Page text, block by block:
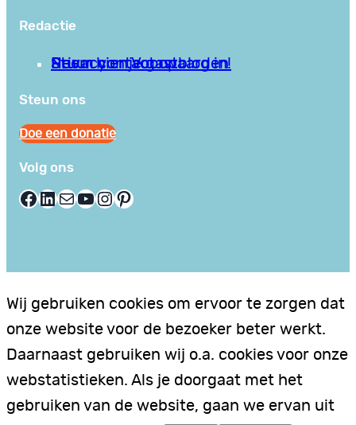
Redactie
Privacy en Voorwaarden
Stuur hier je gastblog in!
Neem contact op
Steun ons
Doe een donatie
Volg ons
Facebook LinkedIn E-mail YouTube InstagramPinterest
Wij gebruiken cookies om ervoor te zorgen dat
onze website voor de bezoeker beter werkt.
Daarnaast gebruiken wij o.a. cookies voor onze
webstatistieken. Als je doorgaat met het
gebruiken van de website, gaan we ervan uit